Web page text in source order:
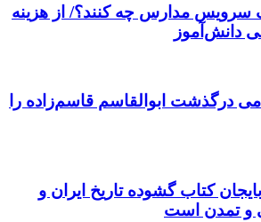
سرویس مدارس چه کنند؟/ از هزینه
دانش‌آموز
درگذشت ابوالقاسم قاسم‌زاده را
کتاب گشوده تاریخ ایران و
و تمدن است